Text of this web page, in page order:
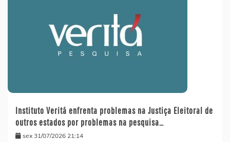
Instituto Veritá enfrenta problemas na Justiça Eleitoral de
outros estados por problemas na pesquisa…
sex 31/07/2026 21:14